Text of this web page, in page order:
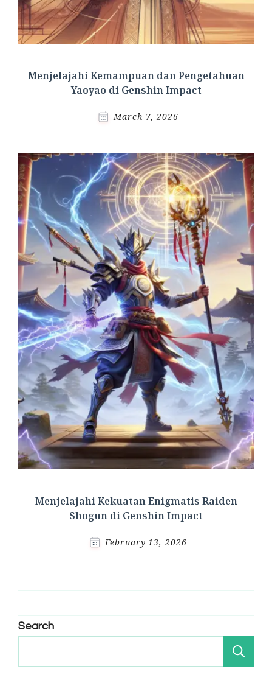
Menjelajahi Kemampuan dan Pengetahuan
Yaoyao di Genshin Impact
March 7, 2026
Menjelajahi Kekuatan Enigmatis Raiden
Shogun di Genshin Impact
February 13, 2026
Search